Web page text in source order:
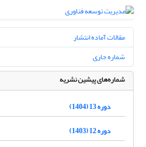
مقالات آماده انتشار
شماره جاری
شماره‌های پیشین نشریه
دوره 13 (1404)
دوره 12 (1403)